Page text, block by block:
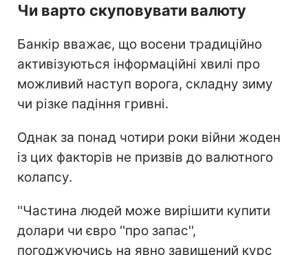
Чи варто скуповувати валюту
Банкір вважає, що восени традиційно
активізуються інформаційні хвилі про
можливий наступ ворога, складну зиму
чи різке падіння гривні.
Однак за понад чотири роки війни жоден
із цих факторів не призвів до валютного
колапсу.
''Частина людей може вирішити купити
долари чи євро ''про запас'',
погоджуючись на явно завищений курс